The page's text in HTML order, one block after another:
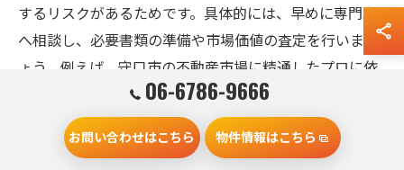
するリスクがあるためです。具体的には、早めに専門家
へ相談し、必要書類の準備や市場価値の査定を行いまし
ょう。例えば、守口市の不動産市場に精通したプロに依
頼することで、適切な価格設定や売却活動が実践できま
す。これにより、トラブルを未然に防ぎ、スムーズな任
意売却を実現できます。
06-6786-9666
お問い合わせはこちら 物件情報はこちら